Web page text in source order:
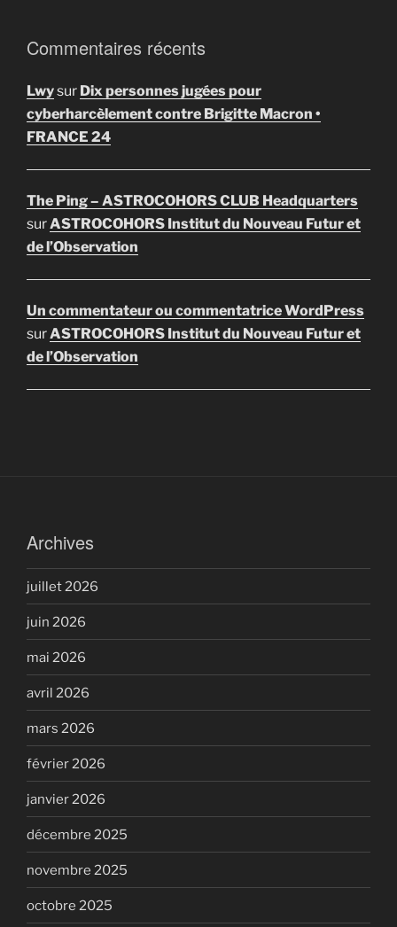
Commentaires récents
Lwysur Dix personnes jugées pour
cyberharcèlement contre Brigitte Macron •
FRANCE 24
The Ping – ASTROCOHORS CLUB Headquarters
surASTROCOHORS Institut du Nouveau Futur et
de l’Observation
Un commentateur ou commentatrice WordPress
surASTROCOHORS Institut du Nouveau Futur et
de l’Observation
Archives
juillet 2026
juin 2026
mai 2026
avril 2026
mars 2026
février 2026
janvier 2026
décembre 2025
novembre 2025
octobre 2025